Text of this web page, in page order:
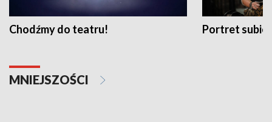
Chodźmy do teatru! Portret
MNIEJSZOŚCI